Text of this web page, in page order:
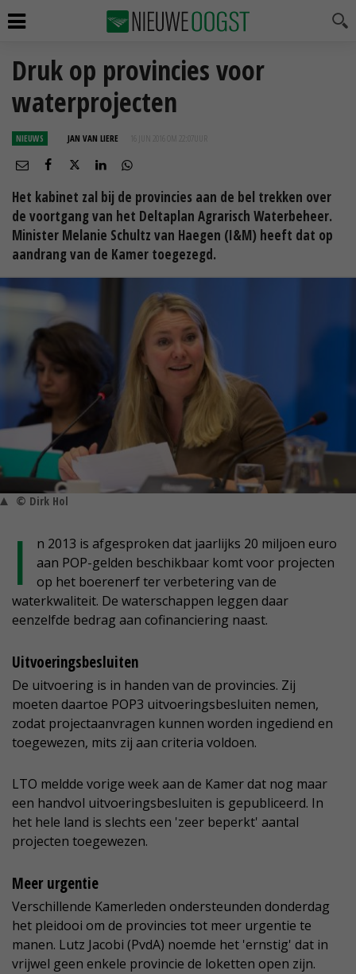
Druk op provincies voor
waterprojecten
NIEUWS JAN VAN LIERE 16 JUN 2016 OM 22:07
Het kabinet zal bij de provincies aan de bel trekken over
de voortgang van het Deltaplan Agrarisch Waterbeheer.
Minister Melanie Schultz van Haegen (I&M) heeft dat op
aandrang van de Kamer toegezegd.
© Dirk Hol
I
n 2013 is afgesproken dat jaarlijks 20 miljoen euro
aan POP-gelden beschikbaar komt voor projecten
op het boerenerf ter verbetering van de
waterkwaliteit. De waterschappen leggen daar
eenzelfde bedrag aan cofinanciering naast.
Uitvoeringsbesluiten
De uitvoering is in handen van de provincies. Zij
moeten daartoe POP3 uitvoeringsbesluiten nemen,
zodat projectaanvragen kunnen worden ingediend en
toegewezen, mits zij aan criteria voldoen.
LTO meldde vorige week aan de Kamer dat nog maar
een handvol uitvoeringsbesluiten is gepubliceerd. In
het hele land is slechts een 'zeer beperkt' aantal
projecten toegewezen.
Meer urgentie
Verschillende Kamerleden ondersteunden donderdag
het pleidooi om de provincies tot meer urgentie te
manen. Lutz Jacobi (PvdA) noemde het 'ernstig' dat in
vrijwel geen enkele provincie de loketten open zijn.